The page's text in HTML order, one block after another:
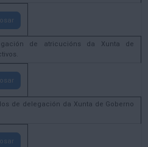
de atricucións da Xunta de
de delegación da Xunta de Goberno